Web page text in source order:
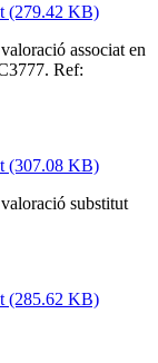
(279.42 KB)
associat en
Ref:
(307.08 KB)
substitut
(285.62 KB)